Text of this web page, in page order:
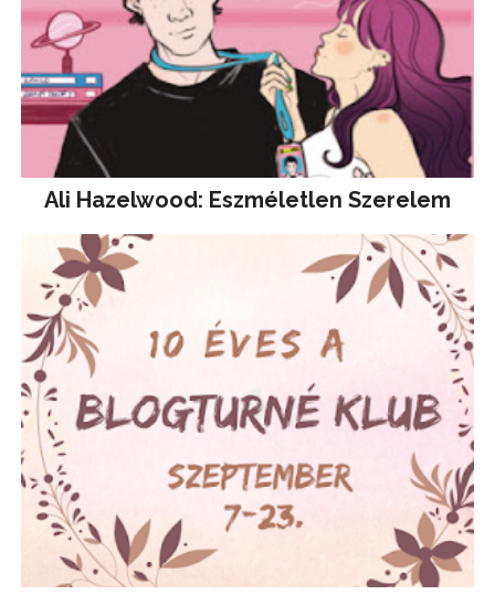
Ali Hazelwood: Eszméletlen Szerelem